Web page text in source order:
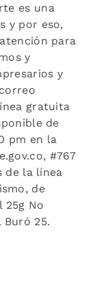
es una
y por eso,
para
y
y
gratuita
de
pm en la
#767
de la línea
de
25g No
Buró 25.